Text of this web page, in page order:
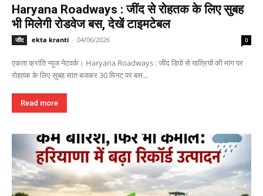
Haryana Roadways : जींद से रोहतक के लिए सुबह
भी मिलेगी रोडवेज बस, देखें टाइमटेबल
जींद ekta kranti - 04/06/2026 0
एकता क्रांति न्यूज नेटवर्क। Haryana Roadways : जींद डिपो से यात्रियों की मांग पर
रोहतक के लिए सुबह सात बजकर 30 मिनट पर बस...
Read more